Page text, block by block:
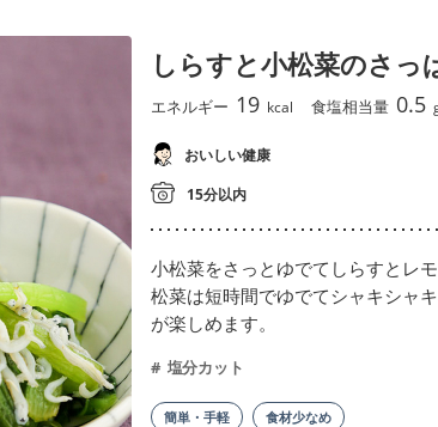
しらすと小松菜のさっ
エネルギー 19 kcal 食塩相当量 0.5
おいしい健康
15分以内
小松菜をさっとゆでてしらすとレ
松菜は短時間でゆでてシャキシャ
が楽しめます。
塩分カット
簡単・手軽 食材少なめ